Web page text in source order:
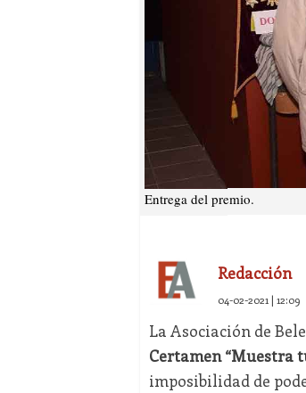
Entrega del premio.
Redacción
04-02-2021 | 12:09
La Asociación de
Certamen “Muestra
imposibilidad de